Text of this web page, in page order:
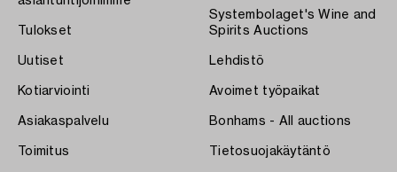
Tulokset
Uutiset
Kotiarviointi
Asiakaspalvelu
Toimitus
Systembolaget's Wine and
Spirits Auctions
Lehdistö
Avoimet työpaikat
Bonhams - All auctions
Tietosuojakäytäntö